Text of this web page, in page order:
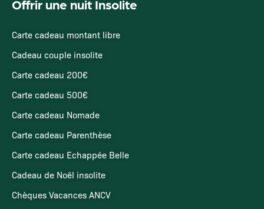
Offrir une nuit Insolite
Carte cadeau montant libre
Cadeau couple insolite
Carte cadeau 200€
Carte cadeau 500€
Carte cadeau Nomade
Carte cadeau Parenthèse
Carte cadeau Echappée Belle
Cadeau de Noël insolite
Chèques Vacances ANCV